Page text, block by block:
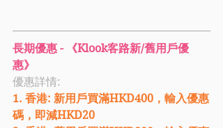
長期優惠 - 《Klook客路新/舊用戶優
惠》
優惠詳情:
1. 香港: 新用戶買滿HKD400，輸入優惠
碼，即減HKD20